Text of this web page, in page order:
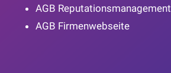
AGB Reputationsmanagement
AGB Firmenwebseite